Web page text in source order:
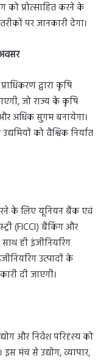
को प्रोत्साहित करने के
पर जानकारी देगा।
द्वारा कृषि
जो राज्य के कृषि
और अधिक सुगम बनायेगा।
को वैश्विक निर्यात
के लिए यूनियन बैंक एवं
(FICCI) बैंकिंग और
ही इंजीनियरिंग
उत्पादों के
दी जाएगी।
और निवेश परिदृश्य को
मंच से उद्योग, व्यापार,